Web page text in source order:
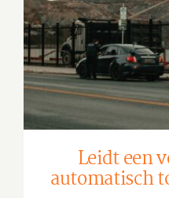
Leidt een
tot een
Leidt een
automatisch